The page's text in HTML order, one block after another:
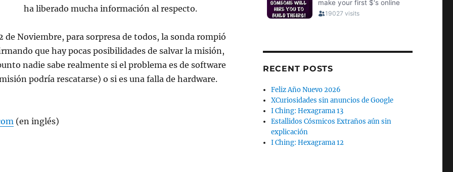
ha liberado mucha información al respecto.
de Noviembre, para sorpresa de todos, la sonda rompió
que hay pocas posibilidades de salvar la misión,
nadie sabe realmente si el problema es de software
podría rescatarse) o si es una falla de hardware.
(en inglés)
RECENT POSTS
Feliz Año Nuevo 2026
XCuriosidades sin anuncios de Google
I Ching: Hexagrama 13
Estallidos Cósmicos Extraños aún sin
explicación
I Ching: Hexagrama 12